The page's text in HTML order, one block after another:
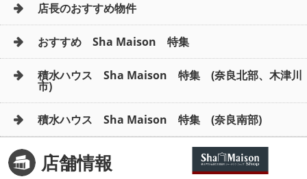
店長のおすすめ物件
おすすめ Sha Maison 特集
積水ハウス Sha Maison 特集 (奈良北部、木津川
市)
積水ハウス Sha Maison 特集 (奈良南部)
店舗情報